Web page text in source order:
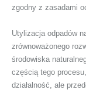
zgodny z zasadami
Utylizacja odpadów
zrównoważonego
środowiska
częścią tego
działalność, ale